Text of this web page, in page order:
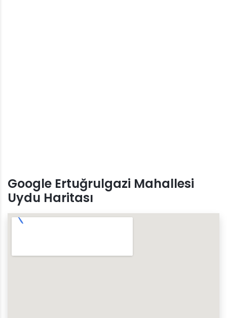
Google Ertuğrulgazi Mahallesi
Uydu Haritası